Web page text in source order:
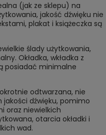
(jak ze sklepu) na
jakość dźwięku nie
plakat i książeczka są
ślady użytkowania,
Okładka, wkładka z
posiadać minimalne
odtwarzana, nie
dźwięku, pomimo
oraz niewielkich
otarcia okładki i
wad.